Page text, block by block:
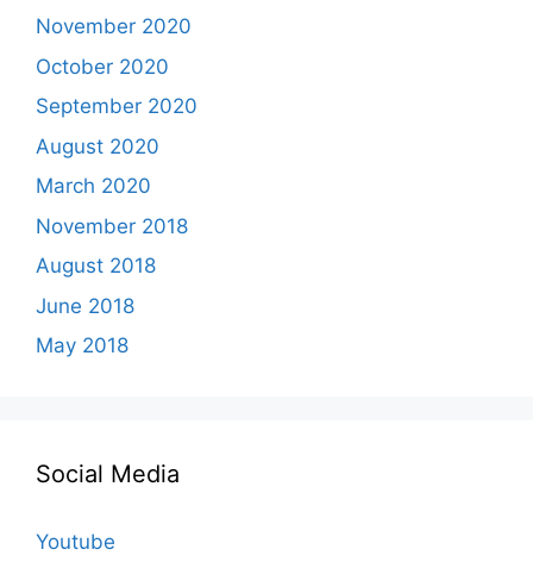
November 2020
October 2020
September 2020
August 2020
March 2020
November 2018
August 2018
June 2018
May 2018
Social Media
Youtube